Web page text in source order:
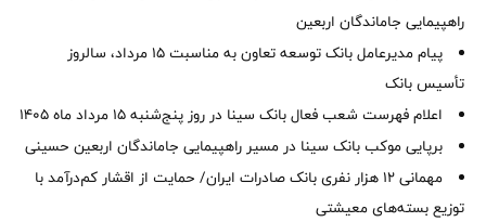
راهپیمایی جاماندگان اربعین
پیام مدیرعامل بانک توسعه تعاون به مناسبت 15 مرداد، سالروز
تأسیس بانک
اعلام فهرست شعب فعال بانک سینا در روز پنج‌شنبه 15 مرداد ماه 1405
برپایی موکب بانک سینا در مسیر راهپیمایی جاماندگان اربعین حسینی
مهمانی ۱۲ هزار نفری بانک صادرات ایران/ حمایت از اقشار کم‌درآمد با
توزیع بسته‌های معیشتی